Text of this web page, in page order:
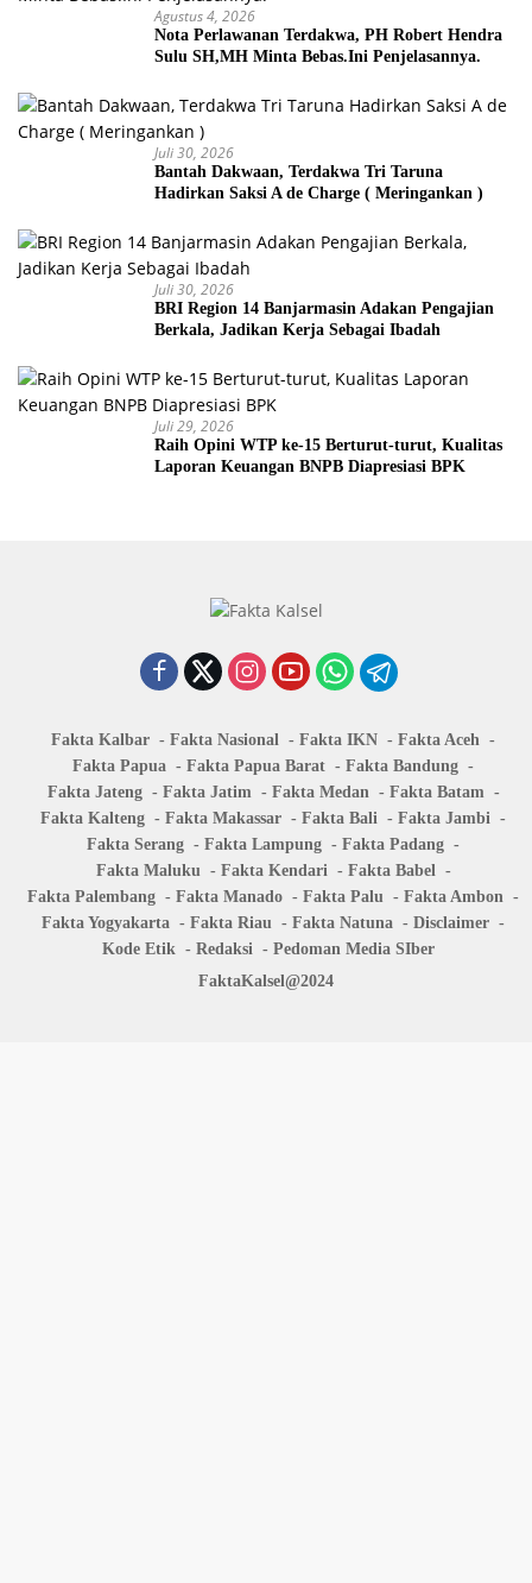
Agustus 4, 2026
Nota Perlawanan Terdakwa, PH Robert Hendra
Sulu SH,MH Minta Bebas.Ini Penjelasannya.
Juli 30, 2026
Bantah Dakwaan, Terdakwa Tri Taruna
Hadirkan Saksi A de Charge ( Meringankan )
Juli 30, 2026
BRI Region 14 Banjarmasin Adakan Pengajian
Berkala, Jadikan Kerja Sebagai Ibadah
Juli 29, 2026
Raih Opini WTP ke-15 Berturut-turut, Kualitas
Laporan Keuangan BNPB Diapresiasi BPK
Fakta Kalbar Fakta Nasional Fakta IKN
Fakta Aceh
Fakta Papua
Fakta Papua Barat
Fakta Bandung
Fakta Jateng
Fakta Jatim Fakta Medan
Fakta Batam
Fakta Kalteng
Fakta Makassar Fakta Bali
Fakta Jambi
Fakta Serang
Fakta Lampung
Fakta Padang
Fakta Maluku
Fakta Kendari
Fakta Babel
Fakta Palembang
Fakta Manado Fakta Palu
Fakta Ambon
Fakta Yogyakarta
Fakta Riau Fakta Natuna
Disclaimer
Kode Etik
Redaksi
Pedoman Media SIber
FaktaKalsel@2024